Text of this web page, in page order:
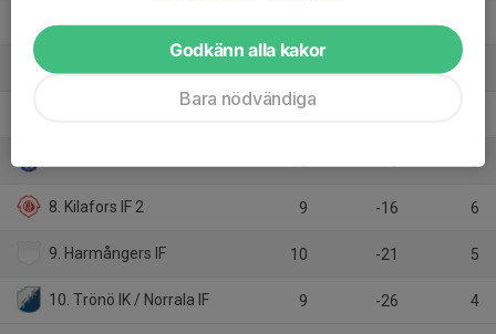
4. Högs SK / Iggesunds IK 10 10
5. Färila IF 9 8
10 -10 8
8. Kilafors IF 2 9 -16 6
9. Harmångers IF 10 -21 5
10. Trönö IK / Norrala IF 9 -26 4
Godkänn alla kakor
Bara nödvändiga